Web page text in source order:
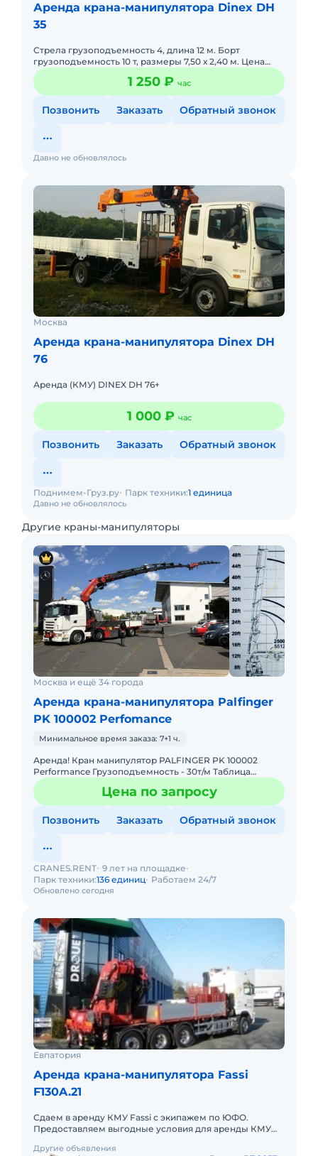
Аренда крана-манипулятора Dinex DH
35
Стрела грузоподъемность 4, длина 12 м. Борт
грузоподъемность 10 т, размеры 7,50 х 2,40 м. Цена
1250 руб./час.
1 250 ₽ час
Позвонить Заказать Обратный звонок
Давно не обновлялось
Москва
Аренда крана-манипулятора Dinex DH
76
Аренда (КМУ) DINEX DH 76+
1 000 ₽ час
Позвонить Заказать Обратный звонок
Давно не обновлялось
Поднимем-Груз.ру Парк техники:1 единица
Другие краны-манипуляторы
Москва и ещё 34 города
Аренда крана-манипулятора Palfinger
PK 100002 Perfomance
Минимальное время заказа: 7+1 ч.
Аренда! Кран манипулятор PALFINGER PK 100002
Performance Грузоподъемность - 30т/м Таблица
Грузоподъемности: 4,4м - 19.000 кг 7,4м - 11.000 кг 11,1м -
7.
Цена по запросу
Позвонить Заказать Обратный звонок
Обновлено сегодня
CRANES.RENT 9 лет на площадке
Парк техники:136 единиц Работаем 24/7
Евпатория
Аренда крана-манипулятора Fassi
F130A.21
Сдаем в аренду КМУ Fassi с экипажем по ЮФО.
Предоставляем выгодные условия для аренды КМУ
спецтехники мы готовы п
Другие объявления